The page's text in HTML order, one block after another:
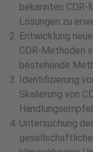
bekannten CDR-
Lösungen zu
Entwicklung
CDR-Methoden
bestehende
Identifizierung
Skalierung von
Untersuchung